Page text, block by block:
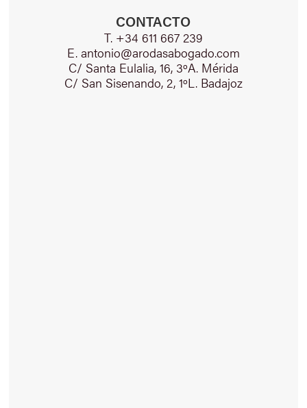
CONTACTO
T. +34 611 667 239
E. antonio@arodasabogado.com
C/ Santa Eulalia, 16, 3ºA. Mérida
C/ San Sisenando, 2, 1ºL. Badajoz